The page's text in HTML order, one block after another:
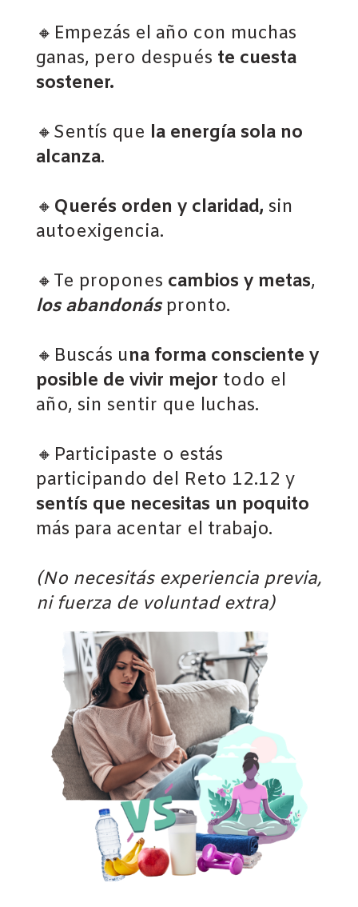
🔸Empezás el año con muchas
ganas, pero después te cuesta
sostener.
🔸Sentís que la energía sola no
alcanza.
🔸 Querés orden y claridad, sin
autoexigencia.
🔸Te propones cambios y metas,
los abandonáspronto.
🔸Buscás una forma consciente y
posible de vivir mejor todo el
año, sin sentir que luchas.
🔸Participaste o estás
participando del Reto 12.12 y
sentís que necesitas un poquito
más para acentar el trabajo.
(No necesitás experiencia previa,
ni fuerza de voluntad extra)